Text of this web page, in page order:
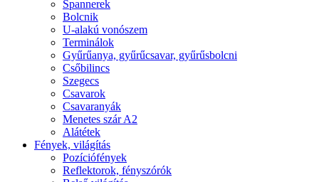
Spannerek
Bolcnik
U-alakú vonószem
Terminálok
Gyűrűanya, gyűrűcsavar, gyűrűsbolcni
Csőbilincs
Szegecs
Csavarok
Csavaranyák
Menetes szár A2
Alátétek
Fények, világítás
Pozíciófények
Reflektorok, fényszórók